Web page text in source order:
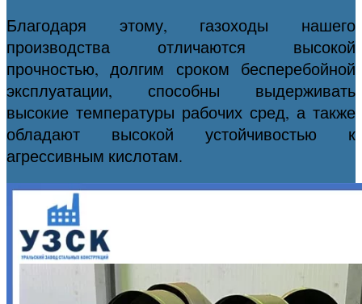
Благодаря этому, газоходы нашего
производства отличаются высокой
прочностью, долгим сроком бесперебойной
эксплуатации, способны выдерживать
высокие температуры рабочих сред, а также
обладают высокой устойчивостью к
агрессивным кислотам.